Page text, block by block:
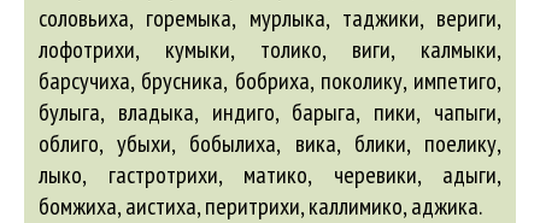
соловьиха, горемыка, мурлыка, таджики, вериги,
лофотрихи, кумыки, толико, виги, калмыки,
барсучиха, брусника, бобриха, поколику, импетиго,
булыга, владыка, индиго, барыга, пики, чапыги,
облиго, убыхи, бобылиха, вика, блики, поелику,
лыко, гастротрихи, матико, черевики, адыги,
бомжиха,аистиха, перитрихи, каллимико,аджика.